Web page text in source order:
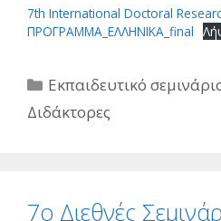
7th International Doctoral
ΠΡΟΓΡΑΜΜΑ_ΕΛΛΗΝΙΚΑ_final
Κατηγορίες
Εκπαιδευτικό
Διδάκτορες
7ο Διεθνές